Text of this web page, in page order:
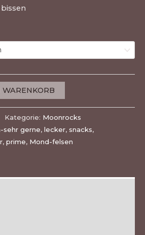
WARENKORB
Kategorie: Moonrocks
sehr gerne, lecker, snacks,
, prime, Mond-felsen